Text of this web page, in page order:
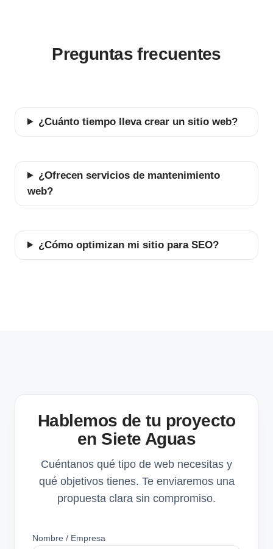
Preguntas frecuentes
¿Cuánto tiempo lleva crear un sitio web?
¿Ofrecen servicios de mantenimiento
web?
¿Cómo optimizan mi sitio para SEO?
Hablemos de tu proyecto
en Siete Aguas
Cuéntanos qué tipo de web necesitas y
qué objetivos tienes. Te enviaremos una
propuesta clara sin compromiso.
Nombre / Empresa